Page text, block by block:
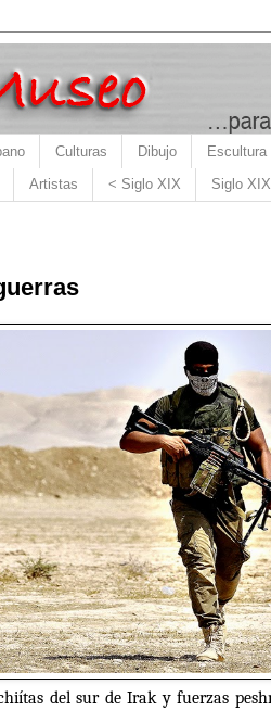
Culturas Dibujo Escultura
Artistas < Siglo XIX Siglo XIX
del sur de Irak y fuerzas